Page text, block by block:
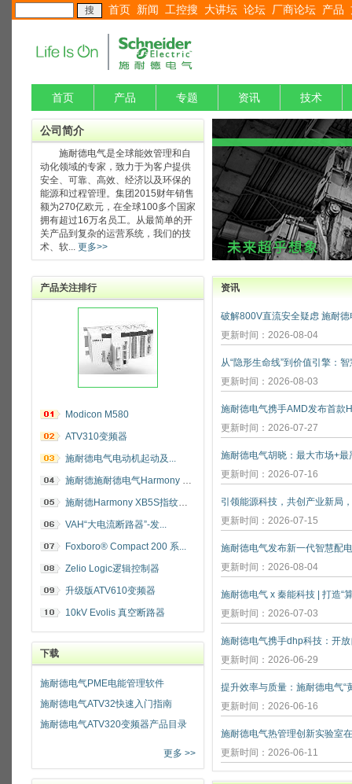
首页 新闻 工控搜 大讲坛 论坛 厂商论坛 产品
首页 产品 专题 资讯 技术
公司简介
施耐德电气是全球能效管理和自
动化领域的专家，致力于为客户提供
安全、可靠、高效、经济以及环保的
能源和过程管理。集团2015财年销售
额为270亿欧元，在全球100多个国家
拥有超过16万名员工。从最简单的开
关产品到复杂的运营系统，我们的技
术、软... 更多>>
产品关注排行
Modicon M580
ATV310变频器
施耐德电气电动机起动及...
施耐德施耐德电气Harmony 指纹开关
施耐德Harmony XB5S指纹识别开关
VAH“大电流断路器”-发...
Foxboro® Compact 200 系...
Zelio Logic逻辑控制器
升级版ATV610变频器
10kV Evolis 真空断路器
下载
施耐德电气PME电能管理软件
施耐德电气ATV32快速入门指南
施耐德电气ATV320变频器产品目录
更多 >>
资讯
更新时间：2026-08-04
更新时间：2026-08-03
施耐德电气携手AMD发布首款
更新时间：2026-07-27
更新时间：2026-07-16
更新时间：2026-07-15
施耐德电气发布新一代智慧配
更新时间：2026-08-04
施耐德电气 x 秦能科技 | 打造“
更新时间：2026-07-03
更新时间：2026-06-29
更新时间：2026-06-16
更新时间：2026-06-11